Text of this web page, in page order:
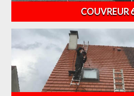
COUVREUR